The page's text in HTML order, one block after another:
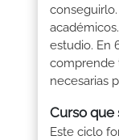
estudio. En
comprende
necesarias
Curso que
Este ciclo